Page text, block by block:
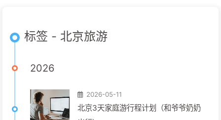
标签 - 北京旅游
2026
2026-05-11
北京3天家庭游行程计划（和爷爷奶奶